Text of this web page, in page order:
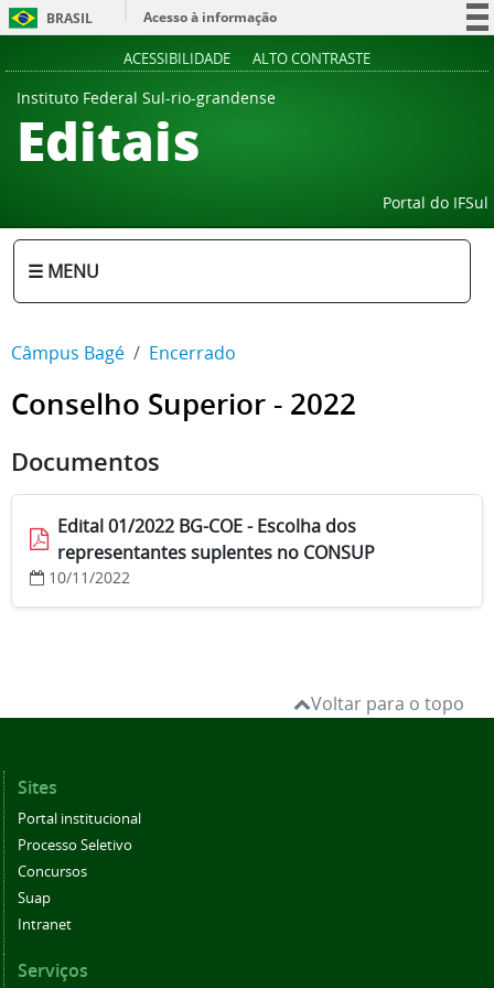
BRASIL
Acesso à informação
ACESSIBILIDADE ALTO CONTRASTE
Instituto Federal Sul-rio-grandense
Editais
Portal do IFSul
☰ MENU
Câmpus Bagé Encerrado
Conselho Superior - 2022
Documentos
Edital 01/2022 BG-COE - Escolha dos
representantes suplentes no CONSUP
10/11/2022
Voltar para o topo
Sites
Portal institucional
Processo Seletivo
Concursos
Suap
Intranet
Serviços